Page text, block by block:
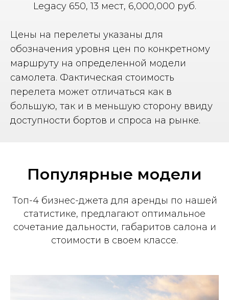
Legacy 650, 13 мест, 6,000,000 руб.
Цены на перелеты указаны для
обозначения уровня цен по конкретному
маршруту на определенной модели
самолета. Фактическая стоимость
перелета может отличаться как в
большую, так и в меньшую сторону ввиду
доступности бортов и спроса на рынке.
Популярные модели
Топ-4 бизнес-джета для аренды по нашей
статистике, предлагают оптимальное
сочетание дальности, габаритов салона и
стоимости в своем классе.